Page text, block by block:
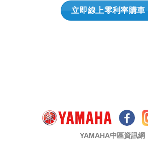
立即線上零利率購車
YAMAHA中區資訊網